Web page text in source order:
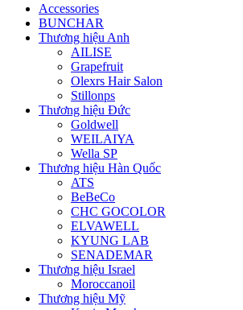
Accessories
BUNCHAR
Thương hiệu Anh
AILISE
Grapefruit
Olexrs Hair Salon
Stillonps
Thương hiệu Đức
Goldwell
WEILAIYA
Wella SP
Thương hiệu Hàn Quốc
ATS
BeBeCo
CHC GOCOLOR
ELVAWELL
KYUNG LAB
SENADEMAR
Thương hiệu Israel
Moroccanoil
Thương hiệu Mỹ